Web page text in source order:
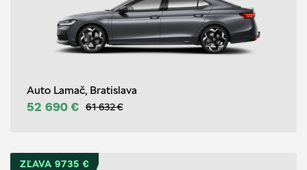
Auto Lamač, Bratislava
52 690 € 61 632 €
ZĽAVA 9735 €